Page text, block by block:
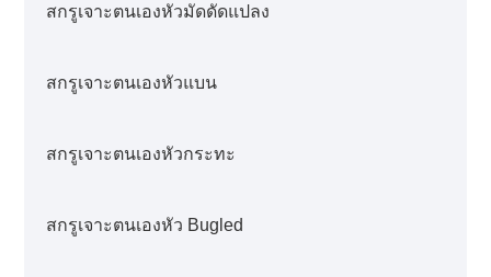
สกรูเจาะตนเองหัวมัดดัดแปลง
สกรูเจาะตนเองหัวแบน
สกรูเจาะตนเองหัวกระทะ
สกรูเจาะตนเองหัว Bugled